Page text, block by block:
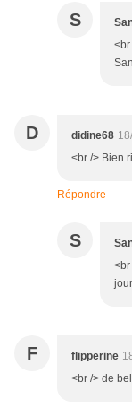
S
D didine68
<br /> Bien
Répondre
S
F flipperine
<br /> de